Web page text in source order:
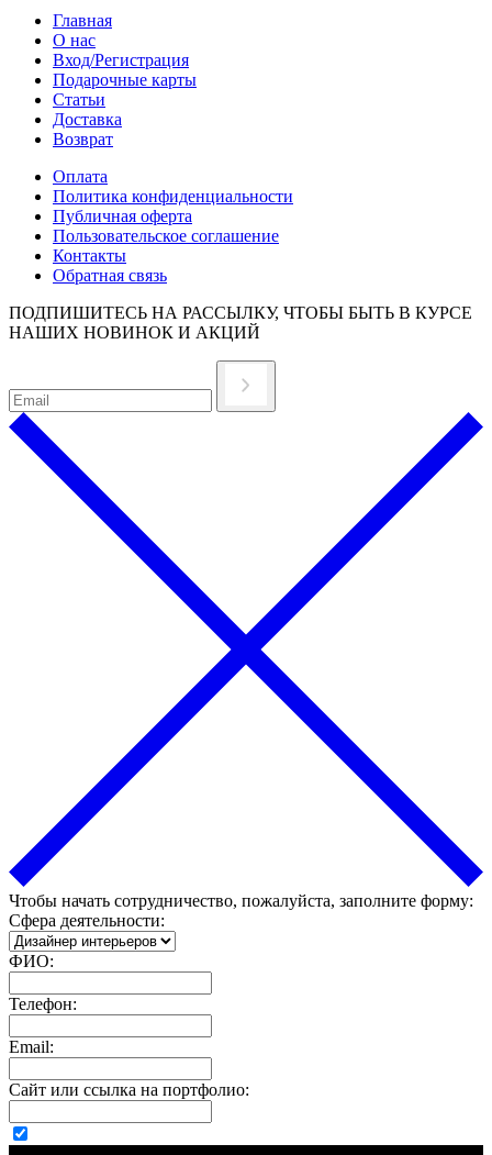
Главная
О нас
Вход/Регистрация
Подарочные карты
Статьи
Доставка
Возврат
Оплата
Политика конфиденциальности
Публичная оферта
Пользовательское соглашение
Контакты
Обратная связь
ПОДПИШИТЕСЬ НА РАССЫЛКУ, ЧТОБЫ БЫТЬ В КУРСЕ
НАШИХ НОВИНОК И АКЦИЙ
Чтобы начать сотрудничество, пожалуйста, заполните форму:
Сфера деятельности:
ФИО:
Телефон:
Email:
Сайт или ссылка на портфолио: